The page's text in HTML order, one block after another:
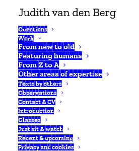
Questions
Work
From new to old
Featuring humans
From Z to A
Other areas of expertise
Texts by others
Observations
Contact & CV
Introduction
Glasses
Just sit & watch
Recent & upcoming
Privacy and cookies Superduo